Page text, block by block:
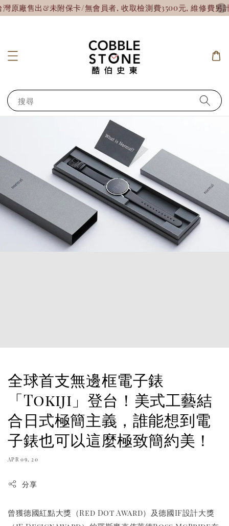
廠售出&未附保卡/無會員者, 收取檢測費3500元, 維修費另計!
搜尋
全球首支無邊框電子錶
「Tokiji」登台！美式工藝結
合日式極簡主義，誰能想到電
子錶也可以這麼極致簡約美！
APR 09, 20
分享
曾獲德國紅點大獎（Red Dot Award）及德國IF設計大獎